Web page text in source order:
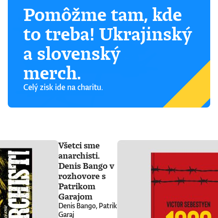
Pomôžme tam, kde
to treba! Ukrajinský
a slovenský
merch.
Celý zisk ide na charitu.
Všetci sme
anarchisti.
Denis Bango v
rozhovore s
Patrikom
Garajom
Denis Bango, Patrik
Garaj